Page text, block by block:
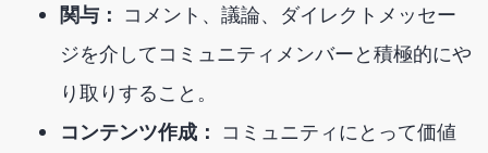
関与： コメント、議論、ダイレクトメッセー
ジを介してコミュニティメンバーと積極的にや
り取りすること。
コンテンツ作成： コミュニティにとって価値